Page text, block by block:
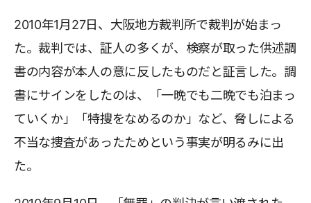
2010年1月27日、大阪地方裁判所で裁判が始まっ
た。裁判では、証人の多くが、検察が取った供述調
書の内容が本人の意に反したものだと証言した。調
書にサインをしたのは、「一晩でも二晩でも泊まっ
ていくか」「特捜をなめるのか」など、脅しによる
不当な捜査があったためという事実が明るみに出
た。